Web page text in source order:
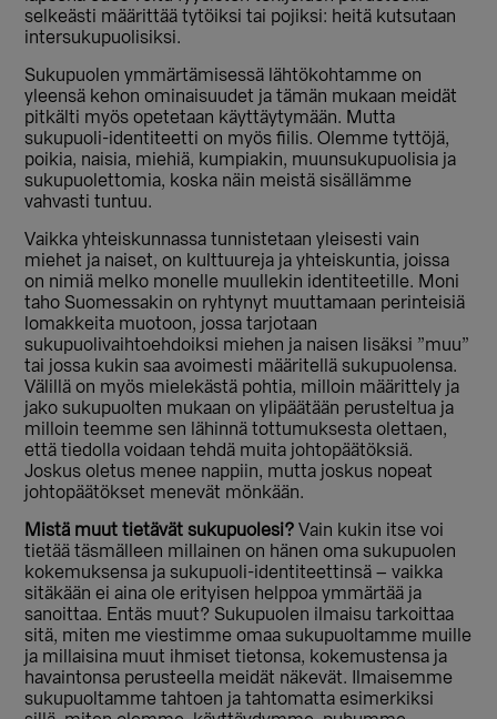
selkeästi määrittää tytöiksi tai pojiksi: heitä kutsutaan
intersukupuolisiksi.
Sukupuolen ymmärtämisessä lähtökohtamme on
yleensä kehon ominaisuudet ja tämän mukaan meidät
pitkälti myös opetetaan käyttäytymään. Mutta
sukupuoli-identiteetti on myös fiilis. Olemme tyttöjä,
poikia, naisia, miehiä, kumpiakin, muunsukupuolisia ja
sukupuolettomia, koska näin meistä sisällämme
vahvasti tuntuu.
Vaikka yhteiskunnassa tunnistetaan yleisesti vain
miehet ja naiset, on kulttuureja ja yhteiskuntia, joissa
on nimiä melko monelle muullekin identiteetille. Moni
taho Suomessakin on ryhtynyt muuttamaan perinteisiä
lomakkeita muotoon, jossa tarjotaan
sukupuolivaihtoehdoiksi miehen ja naisen lisäksi ”muu”
tai jossa kukin saa avoimesti määritellä sukupuolensa.
Välillä on myös mielekästä pohtia, milloin määrittely ja
jako sukupuolten mukaan on ylipäätään perusteltua ja
milloin teemme sen lähinnä tottumuksesta olettaen,
että tiedolla voidaan tehdä muita johtopäätöksiä.
Joskus oletus menee nappiin, mutta joskus nopeat
johtopäätökset menevät mönkään.
Mistä muut tietävät sukupuolesi?Vain kukin itse voi
tietää täsmälleen millainen on hänen oma sukupuolen
kokemuksensa ja sukupuoli-identiteettinsä – vaikka
sitäkään ei aina ole erityisen helppoa ymmärtää ja
sanoittaa. Entäs muut? Sukupuolen ilmaisu tarkoittaa
sitä, miten me viestimme omaa sukupuoltamme muille
ja millaisina muut ihmiset tietonsa, kokemustensa ja
havaintonsa perusteella meidät näkevät. Ilmaisemme
sukupuoltamme tahtoen ja tahtomatta esimerkiksi